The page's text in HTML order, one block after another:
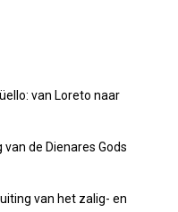
van Loreto naar
de Dienares Gods
van het zalig- en